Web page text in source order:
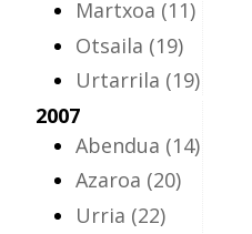
Martxoa (11)
Otsaila (19)
Urtarrila (19)
2007
Abendua (14)
Azaroa (20)
Urria (22)